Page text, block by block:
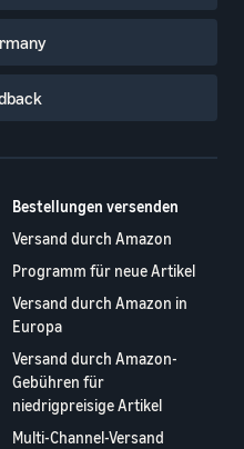
Bestellungen versenden
Versand durch Amazon
Programm für neue Artikel
Versand durch Amazon in
Europa
Versand durch Amazon-
Gebühren für
niedrigpreisige Artikel
Multi-Channel-Versand